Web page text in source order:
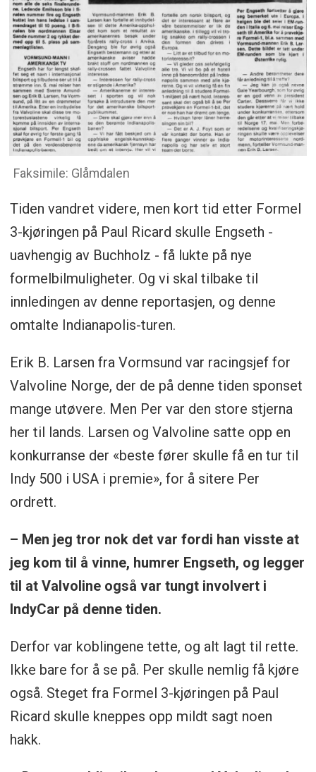
Faksimile: Glåmdalen
Tiden vandret videre, men kort tid etter Formel
3-kjøringen på Paul Ricard skulle Engseth -
uavhengig av Buchholz - få lukte på nye
formelbilmuligheter. Og vi skal tilbake til
innledingen av denne reportasjen, og denne
omtalte Indianapolis-turen.
Erik B. Larsen fra Vormsund var racingsjef for
Valvoline Norge, der de på denne tiden sponset
mange utøvere. Men Per var den store stjerna
her til lands. Larsen og Valvoline satte opp en
konkurranse der «beste fører skulle få en tur til
Indy 500 i USA i premie», for å sitere Per
ordrett.
– Men jeg tror nok det var fordi han visste at
jeg kom til å vinne, humrer Engseth, og legger
til at Valvoline også var tungt involvert i
IndyCar på denne tiden.
Derfor var koblingene tette, og alt lagt til rette.
Ikke bare for å se på. Per skulle nemlig få kjøre
også. Steget fra Formel 3-kjøringen på Paul
Ricard skulle kneppes opp mildt sagt noen
hakk.